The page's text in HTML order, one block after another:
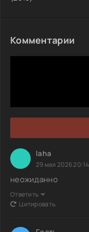
Комментарии
laha
29 мая 2026 20:14
неожиданно
Ответить
Цитировать